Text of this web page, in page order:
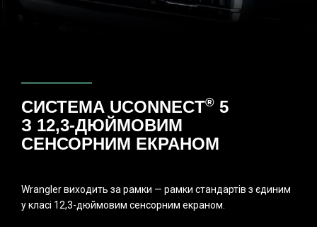
СИСТЕМА UCONNECT® 5
З 12,3-ДЮЙМОВИМ
СЕНСОРНИМ ЕКРАНОМ
Wrangler виходить за рамки — рамки стандартів з єдиним
у класі 12,3-дюймовим сенсорним екраном.